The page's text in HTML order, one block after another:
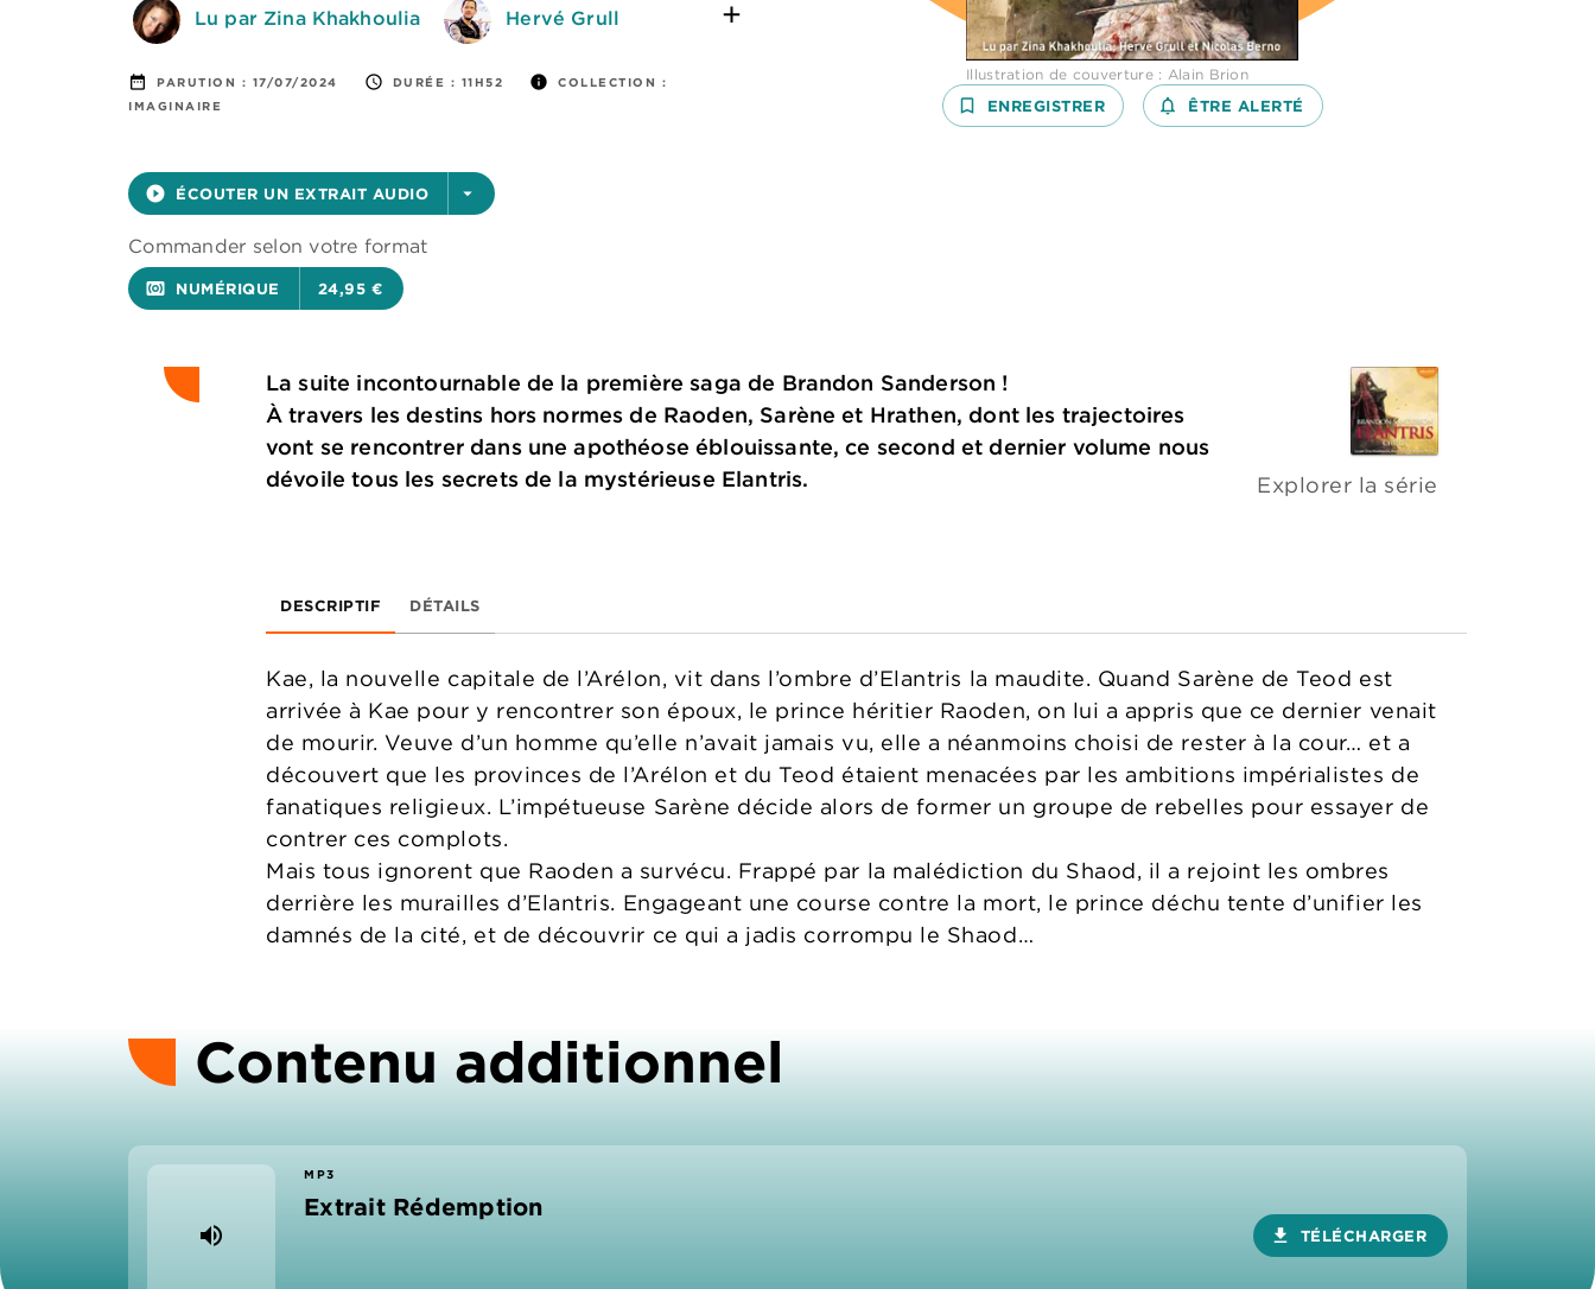
Lu par Zina Khakhoulia Hervé Grull
date_range PARUTION : 17/07/2024 access_time DURÉE : 11H52 info
COLLECTION :
IMAGINAIRE
play_circle_filled ÉCOUTER UN EXTRAIT AUDIO arrow_drop_down
Commander selon votre format
surround_sound NUMÉRIQUE 24,95 €
Illustration de couverture : Alain Brion
bookmark_border ENREGISTRER notifications_none_outlined
ÊTRE ALERTÉ
La suite incontournable de la première saga de Brandon Sanderson !
À travers les destins hors normes de Raoden, Sarène et Hrathen, dont les trajectoires
vont se rencontrer dans une apothéose éblouissante, ce second et dernier volume nous
dévoile tous les secrets de la mystérieuse Elantris.
Explorer la série
DESCRIPTIF DÉTAILS
Kae, la nouvelle capitale de l’Arélon, vit dans l’ombre d’Elantris la maudite. Quand Sarène de Teod est
arrivée à Kae pour y rencontrer son époux, le prince héritier Raoden, on lui a appris que ce dernier venait
de mourir. Veuve d’un homme qu’elle n’avait jamais vu, elle a néanmoins choisi de rester à la cour… et a
découvert que les provinces de l’Arélon et du Teod étaient menacées par les ambitions impérialistes de
fanatiques religieux. L’impétueuse Sarène décide alors de former un groupe de rebelles pour essayer de
contrer ces complots.
Mais tous ignorent que Raoden a survécu. Frappé par la malédiction du Shaod, il a rejoint les ombres
derrière les murailles d’Elantris. Engageant une course contre la mort, le prince déchu tente d’unifier les
damnés de la cité, et de découvrir ce qui a jadis corrompu le Shaod…
Contenu additionnel
volume_up
MP3
Extrait Rédemption
download TÉLÉCHARGER